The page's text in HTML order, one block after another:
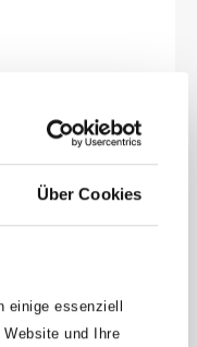
Über Cookies
einige essenziell
und Ihre
9